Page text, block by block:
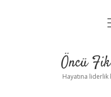
Öncü
Hayatına